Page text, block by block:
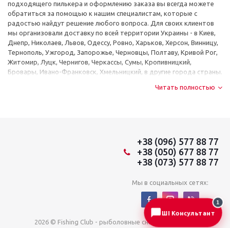
подходящего пилькера и оформлению заказа вы всегда можете
обратиться за помощью к нашим специалистам, которые с
радостью найдут решение любого вопроса. Для своих клиентов
мы организовали доставку по всей территории Украины - в Киев,
Днепр, Николаев, Львов, Одессу, Ровно, Харьков, Херсон, Винницу,
Тернополь, Ужгород, Запорожье, Черновцы, Полтаву, Кривой Рог,
Житомир, Луцк, Чернигов, Черкассы, Сумы, Кропивницкий,
Бровары, Ивано-Франковск, Хмельницкий, в другие города страны.
Читать полностью
+38 (096) 577 88 77
+38 (050) 677 88 77
+38 (073) 577 88 77
Мы в социальных сетях:
2026 © Fishing Club - рыболовные снасти из Японии
ШІ Консультант
1